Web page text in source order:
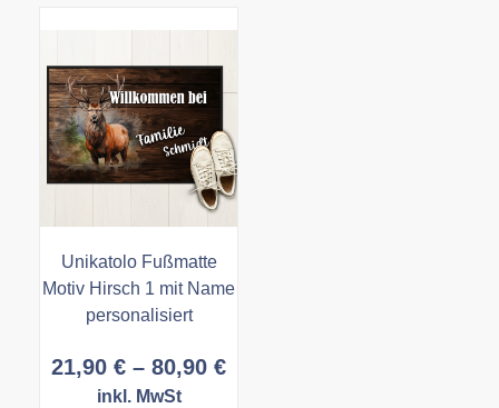
Unikatolo Fußmatte
Motiv Hirsch 1 mit Name
personalisiert
21,90 € – 80,90 €Preisspanne:
inkl. MwSt